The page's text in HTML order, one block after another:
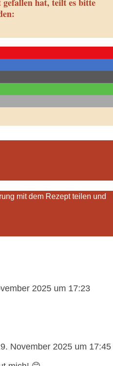
mit dem Rezept teilen und
2025 um 17:23
November 2025 um 17:45